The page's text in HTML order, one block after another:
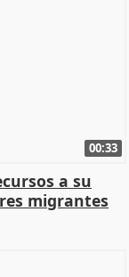
00:33
a su
migrantes